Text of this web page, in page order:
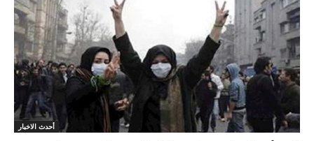
أحدث الاخبار